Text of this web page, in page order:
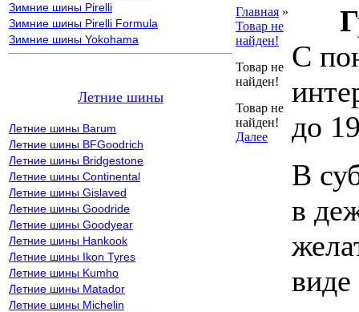
Зимние шины Pirelli
Зимние шины Pirelli Formula
Зимние шины Yokohama
Летние шины
Летние шины Barum
Летние шины BFGoodrich
Летние шины Bridgestone
Летние шины Continental
Летние шины Gislaved
Летние шины Goodride
Летние шины Goodyear
Летние шины Hankook
Летние шины Ikon Tyres
Летние шины Kumho
Летние шины Matador
Летние шины Michelin
Главная »
Товар не
найден!
Товар не
найден!
Товар не
найден!
Далее
С
до
В
в
виде